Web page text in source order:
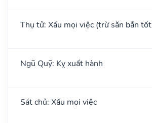
Thụ tử: Xấu mọi việc (trừ săn bắn tốt
Ngũ Quỹ: Kỵ xuất hành
Sát chủ: Xấu mọi việc